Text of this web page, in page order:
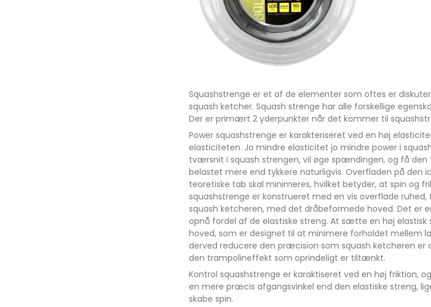
Squashstrenge er et af de elementer som oftes er
squash ketcher. Squash strenge har alle forskellige
Der er primært 2 yderpunkter når det kommer til
Power squashstrenge er karakteriseret ved en høj
elasticiteten. Jo mindre elasticitet jo mindre power i
tværsnit i squash strengen, vil øge spændingen, og få
belastet mere end tykkere naturligvis. Overfladen på
teoretiske tab skal minimeres, hvilket betyder, at spin og
squashstrenge er konstrueret med en vis overflade
squash ketcheren, med det dråbeformede hoved. Det er
opnå fordel af de elastiske streng. At sætte en høj
hoved, som er designet til at minimere forholdet mellem
derved reducere den præcision som squash ketcheren er
den trampolineffekt som oprindeligt er tiltænkt.
Kontrol squashstrenge er karaktiseret ved en høj friktion,
en mere præcis afgangsvinkel end den elastiske streng,
skabe spin.